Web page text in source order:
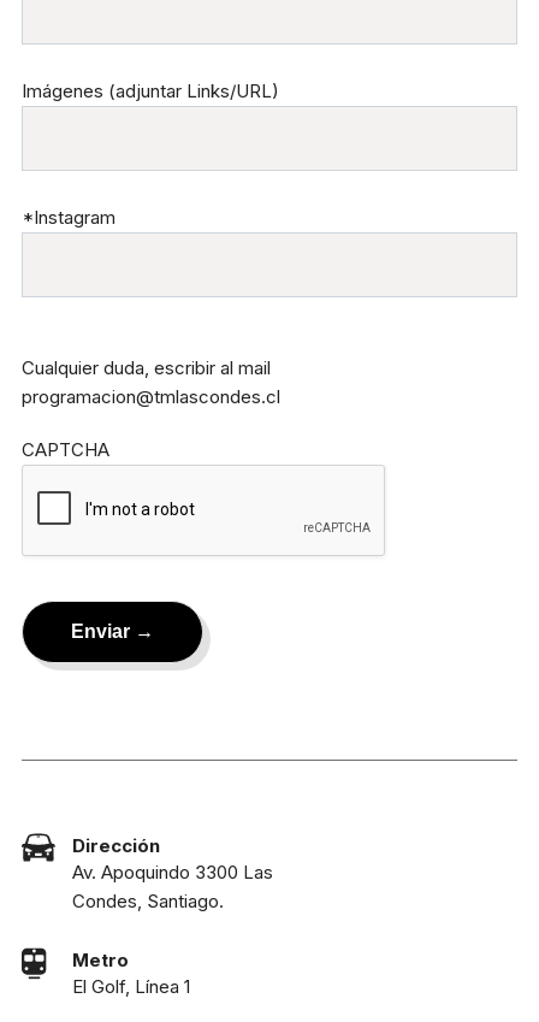
Imágenes (adjuntar Links/URL)
*Instagram
Cualquier duda, escribir al mail
programacion@tmlascondes.cl
CAPTCHA
Dirección
Av. Apoquindo 3300 Las
Condes, Santiago.
Metro
El Golf, Línea 1